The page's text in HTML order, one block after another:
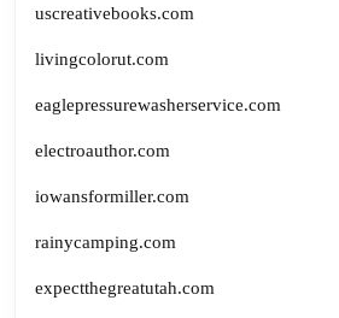
uscreativebooks.com
livingcolorut.com
eaglepressurewasherservice.com
electroauthor.com
iowansformiller.com
rainycamping.com
expectthegreatutah.com